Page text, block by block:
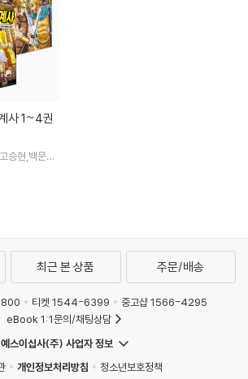
승현,백문호,
빈,팀키즈 그
최근 본 상품 주문/배송
티켓 1544-6399
중고샵 1566-4295
eBook 1:1문의/채팅상담
예스이십사(주) 사업자 정보
개인정보처리방침
청소년보호정책